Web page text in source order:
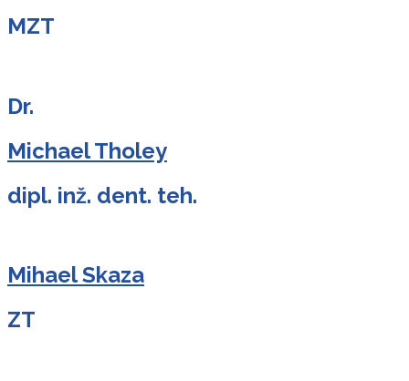
MZT
Dr.
Michael Tholey
dipl. inž. dent. teh.
Mihael Skaza
ZT